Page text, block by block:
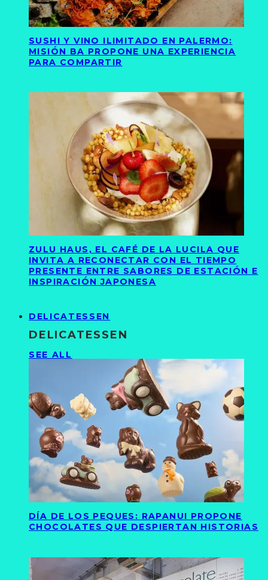
SUSHI Y VINO ILIMITADO EN PALERMO:
MISIÓN BA PROPONE UNA EXPERIENCIA
PARA COMPARTIR
ZULU HAUS, EL CAFÉ DE LA LUCILA QUE
INVITA A RECONECTAR CON EL TIEMPO
PRESENTE ENTRE SABORES DE ESTACIÓN E
INSPIRACIÓN JAPONESA
DELICATESSEN
DELICATESSEN
SEE ALL
DÍA DE LOS PEQUES: RAPANUI PROPONE
CHOCOLATES QUE DESPIERTAN HISTORIAS